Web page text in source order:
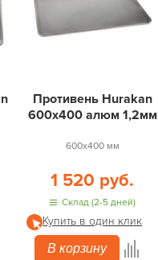
Противень Hurakan
600х400 алюм 1,2мм
600х400 мм
1 520 руб.
Склад (2-5 дней)
Купить в один клик
В корзину